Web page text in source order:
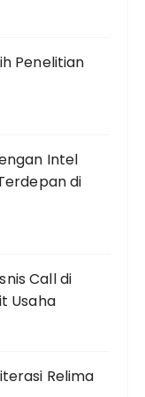
Penelitian
Intel
di
Call di
Usaha
Relima